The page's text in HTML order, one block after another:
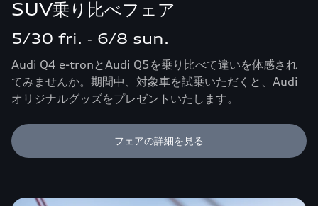
SUV乗り比べフェア
5/30 fri. ‐ 6/8 sun.
Audi Q4 e-tronとAudi Q5を乗り比べて違いを体感され
てみませんか。期間中、対象車を試乗いただくと、Audi
オリジナルグッズをプレゼントいたします。
フェアの詳細を見る